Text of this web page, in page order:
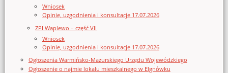
Wniosek
Opinie, uzgodnienia i konsultacje 17.07.2026
ZPI Waplewo – część VII
Wniosek
Opinie, uzgodnienia i konsultacje 17.07.2026
Ogłoszenia Warmińsko-Mazurskiego Urzędu Wojewódzkiego
Ogłoszenie o najmie lokalu mieszkalnego w Elgnówku